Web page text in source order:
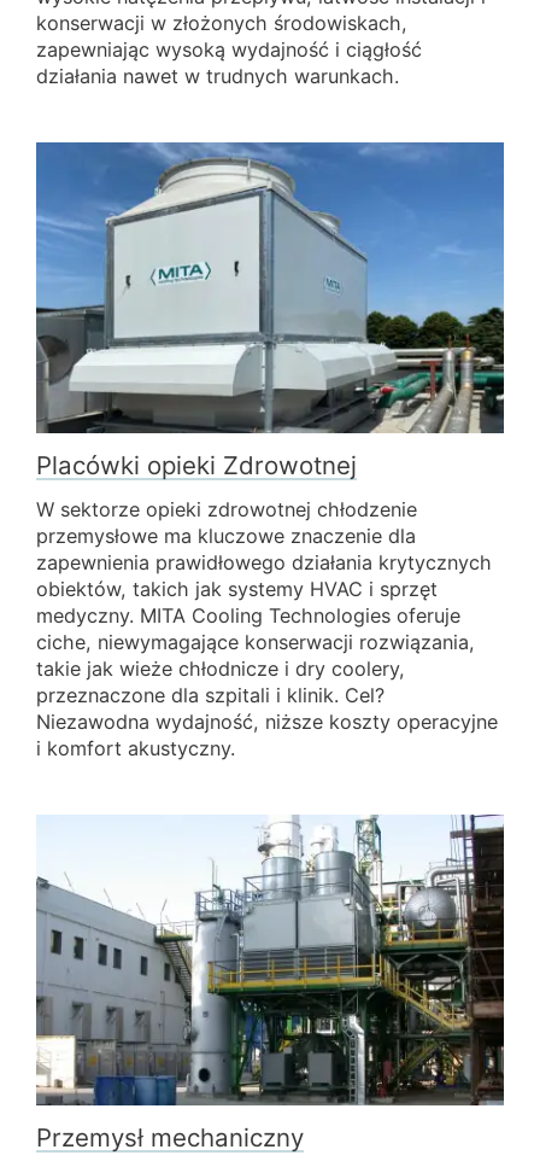
konserwacji w złożonych środowiskach,
zapewniając wysoką wydajność i ciągłość
działania nawet w trudnych warunkach.
Placówki opieki Zdrowotnej
W sektorze opieki zdrowotnej chłodzenie
przemysłowe ma kluczowe znaczenie dla
zapewnienia prawidłowego działania krytycznych
obiektów, takich jak systemy HVAC i sprzęt
medyczny. MITA Cooling Technologies oferuje
ciche, niewymagające konserwacji rozwiązania,
takie jak wieże chłodnicze i dry coolery,
przeznaczone dla szpitali i klinik. Cel?
Niezawodna wydajność, niższe koszty operacyjne
i komfort akustyczny.
Przemysł mechaniczny